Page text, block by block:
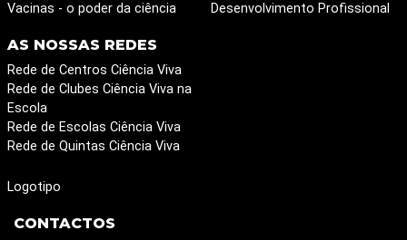
Vacinas - o poder da ciência
Desenvolvimento Profissional
AS NOSSAS REDES
Rede de Centros Ciência Viva
Rede de Clubes Ciência Viva na
Escola
Rede de Escolas Ciência Viva
Rede de Quintas Ciência Viva
Logotipo
CONTACTOS